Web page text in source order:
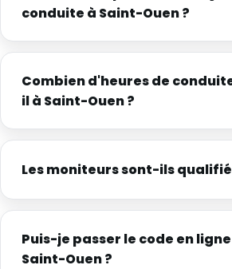
conduite à Saint-Ouen ?
Combien d'heures de
il à Saint-Ouen ?
Les moniteurs sont-ils
Puis-je passer le code en
Saint-Ouen ?